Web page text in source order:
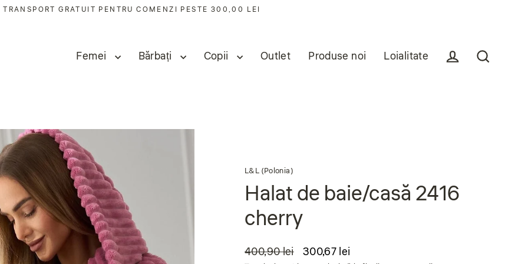
TRANSPORT GRATUIT PENTRU COMENZI PESTE 300,00 LEI
Femei Bărbați Copii Outlet Produse noi
Loialitate
L&L (Polonia)
Halat de baie/casă 2416
cherry
Preț
400,90 lei
Preț
300,67 lei